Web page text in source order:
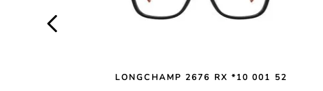
LONGCHAMP 2676 RX *10 001 52